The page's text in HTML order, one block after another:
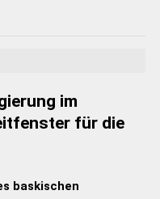
im
für die
baskischen